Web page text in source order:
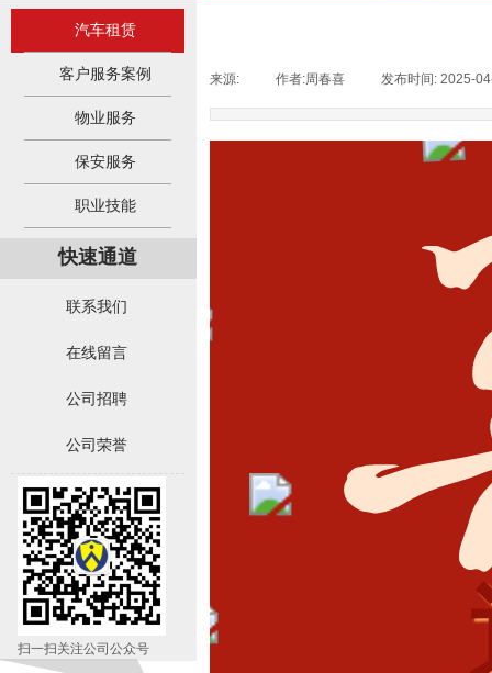
汽车租赁
客户服务案例
物业服务
保安服务
职业技能
来源: 作者:周春喜 发布时间: 2025-
快速通道
联系我们
在线留言
公司招聘
公司荣誉
扫一扫关注公司公众号